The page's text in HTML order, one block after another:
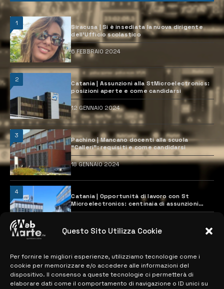
Questo Sito Utilizza Cookie
Per fornire le migliori esperienze, utilizziamo tecnologie come i
cookie per memorizzare e/o accedere alle informazioni del
dispositivo. Il consenso a queste tecnologie ci permetterà di
elaborare dati come il comportamento di navigazione o ID unici su
1
Siracusa | Si è insediata la nuova dirigente
dell’Ufficio scolastico
6 FEBBRAIO 2024
2
Catania | Assunzioni alla StMicroelectronics:
posizioni aperte e come candidarsi
12 GENNAIO 2024
3
Pachino | Mancano docenti alla scuola
“Calleri”: requisiti e come candidarsi
18 GENNAIO 2024
4
Catania | Opportunità di lavoro con St
Microelectronics: centinaia di assunzioni
previste
MAPPA DEL SITO
> NOTIZIE